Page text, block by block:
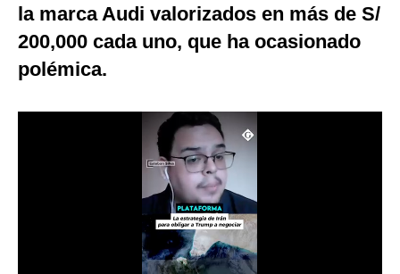
Club del Suscriptor
la marca Audi valorizados en más de S/
200,000 cada uno, que ha ocasionado
polémica.